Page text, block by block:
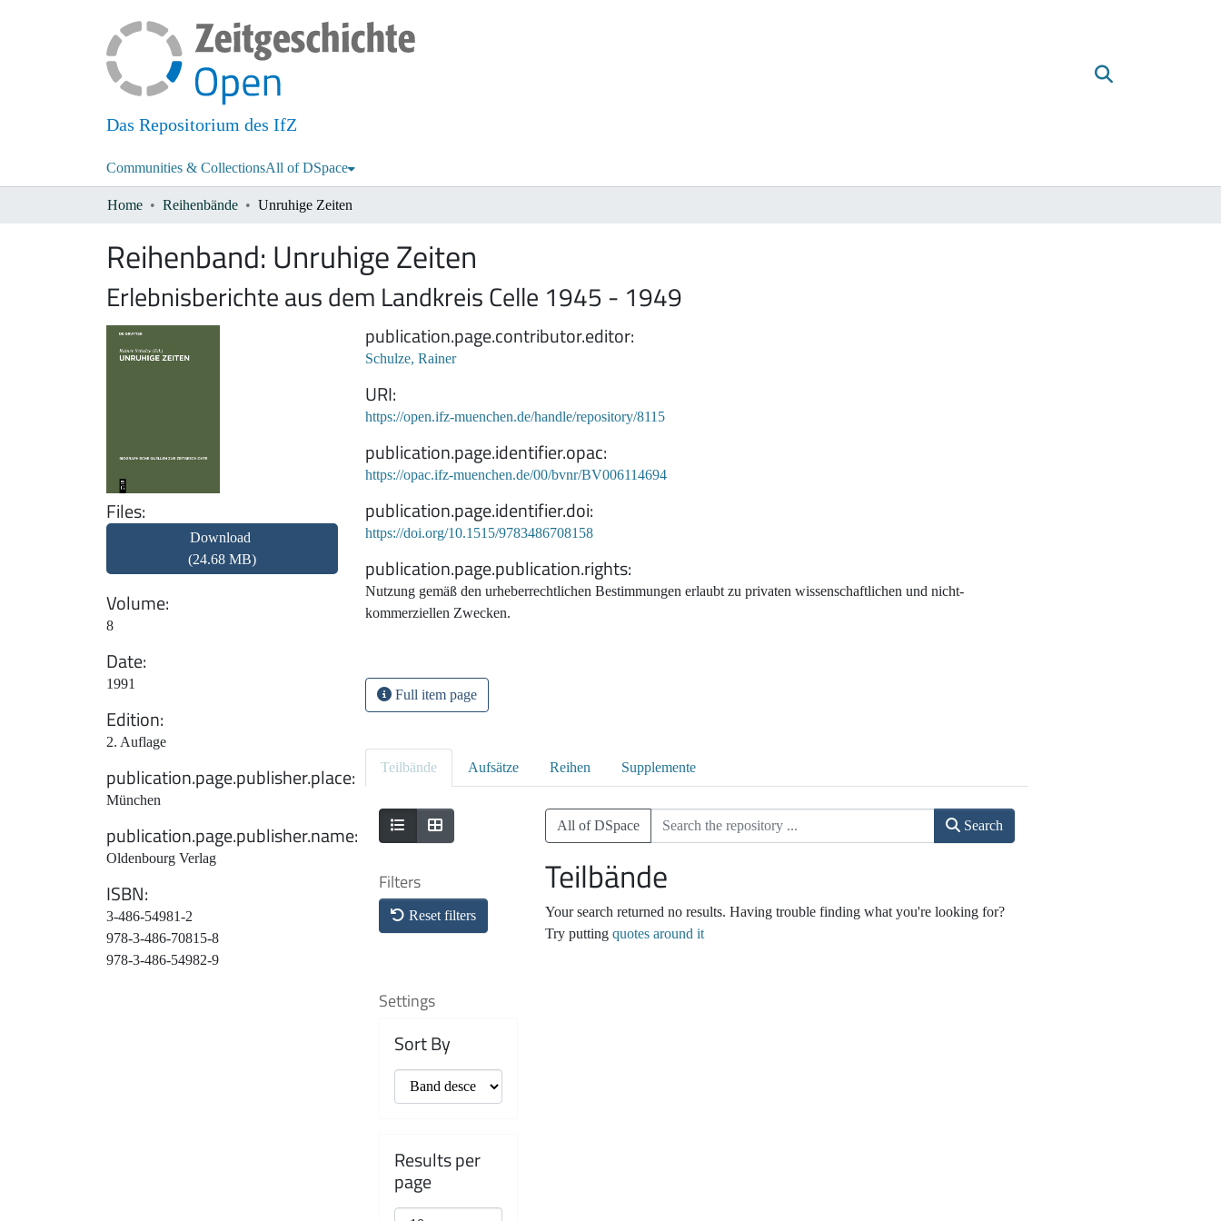
Das Repositorium des IfZ
Communities & CollectionsAll of DSpace
Home Reihenbände Unruhige Zeiten
Reihenband: Unruhige Zeiten
Erlebnisberichte aus dem Landkreis Celle 1945 - 1949
Files
Download
(24.68 MB)
Volume
8
Date
1991
Edition
2. Auflage
publication.page.publisher.place
München
publication.page.publisher.name
Oldenbourg Verlag
ISBN
3-486-54981-2
978-3-486-70815-8
978-3-486-54982-9
publication.page.contributor.editor
Schulze, Rainer
URI
https://open.ifz-muenchen.de/handle/repository/8115
publication.page.identifier.opac
https://opac.ifz-muenchen.de/00/bvnr/BV006114694
publication.page.identifier.doi
https://doi.org/10.1515/9783486708158
publication.page.publication.rights
Nutzung gemäß den urheberrechtlichen Bestimmungen erlaubt zu privaten wissenschaftlichen und nicht-
kommerziellen Zwecken.
Full item page
Teilbände Aufsätze Reihen Supplemente
Filters
Reset filters
Settings
Sort By
Results per
page
All of DSpace Search
Teilbände
Your search returned no results. Having trouble finding what you're looking for?
Try putting quotes around it